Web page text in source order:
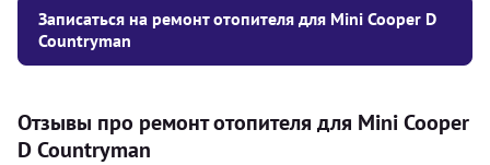
Записаться на ремонт отопителя для Mini Cooper D
Countryman
Отзывы про ремонт отопителя для Mini Cooper
D Countryman